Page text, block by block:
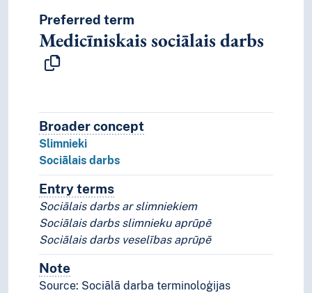
Preferred term
Medicīniskais sociālais darbs
Broader conceptBroader concept
Slimnieki
Sociālais darbs
Entry termsAlternative terms for the concept.
Sociālais darbs ar slimniekiem
Sociālais darbs slimnieku aprūpē
Sociālais darbs veselības aprūpē
NoteNotes
Source: Sociālā darba terminoloģijas